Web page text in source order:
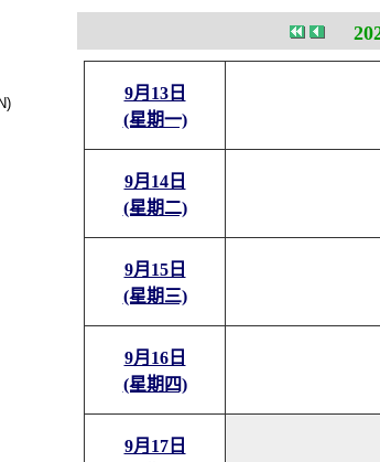
9月13日
(星期一)
9月14日
(星期二)
9月15日
(星期三)
9月16日
(星期四)
9月17日